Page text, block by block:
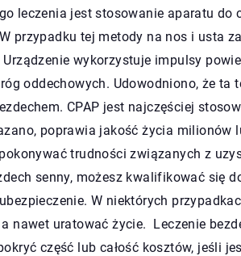
leczenia jest stosowanie aparatu do
przypadku tej metody na nos i usta
wykorzystuje impulsy
oddechowych. Udowodniono, że ta
CPAP jest najczęściej
poprawia jakość życia milionów
trudności związanych z
senny, możesz kwalifikować się
W niektórych
nawet uratować życie. Leczenie
część lub całość kosztów, jeśli